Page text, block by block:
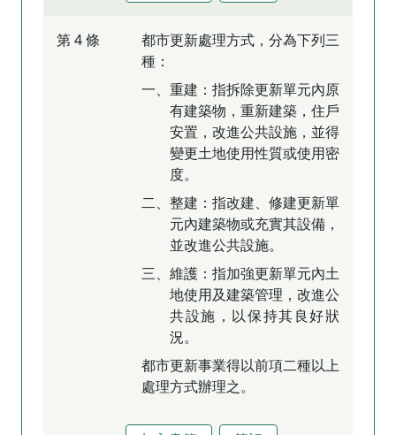
第 4 條
都市更新處理方式，分為下列三
種：
一、重建：指拆除更新單元內原
有建築物，重新建築，住戶
安置，改進公共設施，並得
變更土地使用性質或使用密
度。
二、整建：指改建、修建更新單
元內建築物或充實其設備，
並改進公共設施。
三、維護：指加強更新單元內土
地使用及建築管理，改進公
共設施，以保持其良好狀
況。
都市更新事業得以前項二種以上
處理方式辦理之。